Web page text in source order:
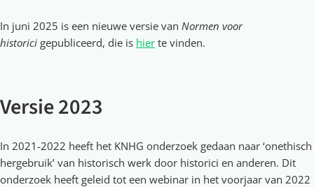
In juni 2025 is een nieuwe versie van Normen voor
historici gepubliceerd, die is hier te vinden.
Versie 2023
In 2021-2022 heeft het KNHG onderzoek gedaan naar ‘onethisch
hergebruik’ van historisch werk door historici en anderen. Dit
onderzoek heeft geleid tot een webinar in het voorjaar van 2022